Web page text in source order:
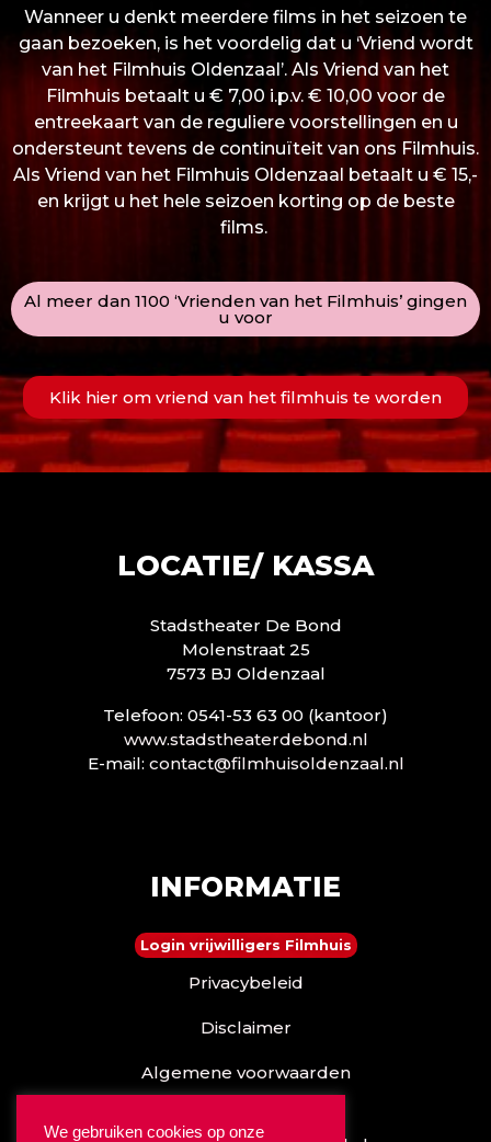
Wanneer u denkt meerdere films in het seizoen te
gaan bezoeken, is het voordelig dat u ‘Vriend wordt
van het Filmhuis Oldenzaal’. Als Vriend van het
Filmhuis betaalt u € 7,00 i.p.v. € 10,00 voor de
entreekaart van de reguliere voorstellingen en u
ondersteunt tevens de continuïteit van ons Filmhuis.
Als Vriend van het Filmhuis Oldenzaal betaalt u € 15,-
en krijgt u het hele seizoen korting op de beste
films.
Al meer dan 1100 ‘Vrienden van het Filmhuis’ gingen
u voor
Klik hier om vriend van het filmhuis te worden
LOCATIE/ KASSA
Stadstheater De Bond
Molenstraat 25
7573 BJ Oldenzaal
Telefoon: 0541-53 63 00 (kantoor)
www.stadstheaterdebond.nl
E-mail: contact@filmhuisoldenzaal.nl
INFORMATIE
Login vrijwilligers Filmhuis
Privacybeleid
Disclaimer
Algemene voorwaarden
We gebruiken cookies op onze